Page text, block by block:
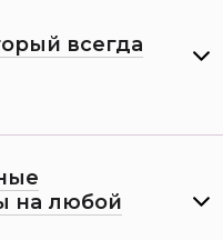
всегда
на любой